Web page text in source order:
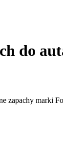
do
zapachy marki